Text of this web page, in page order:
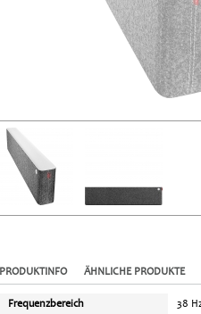
PRODUKTINFO ÄHNLICHE PRODUKTE
Frequenzbereich
38